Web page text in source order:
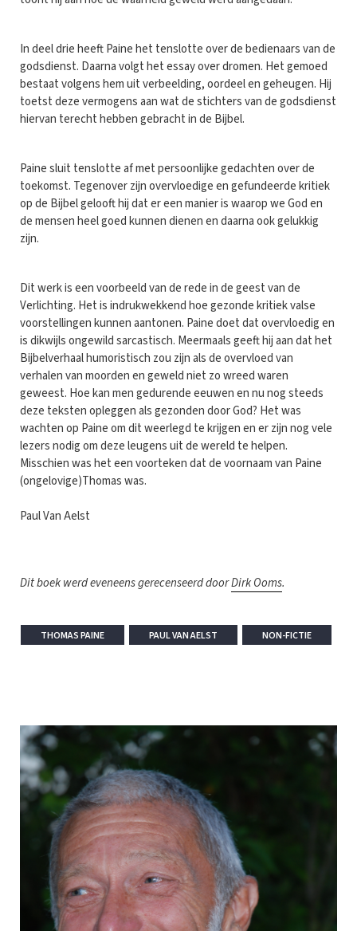
In deel drie heeft Paine het tenslotte over de bedienaars van de
godsdienst. Daarna volgt het essay over dromen. Het gemoed
bestaat volgens hem uit verbeelding, oordeel en geheugen. Hij
toetst deze vermogens aan wat de stichters van de godsdienst
hiervan terecht hebben gebracht in de Bijbel.
Paine sluit tenslotte af met persoonlijke gedachten over de
toekomst. Tegenover zijn overvloedige en gefundeerde kritiek
op de Bijbel gelooft hij dat er een manier is waarop we God en
de mensen heel goed kunnen dienen en daarna ook gelukkig
zijn.
Dit werk is een voorbeeld van de rede in de geest van de
Verlichting. Het is indrukwekkend hoe gezonde kritiek valse
voorstellingen kunnen aantonen. Paine doet dat overvloedig en
is dikwijls ongewild sarcastisch. Meermaals geeft hij aan dat het
Bijbelverhaal humoristisch zou zijn als de overvloed van
verhalen van moorden en geweld niet zo wreed waren
geweest. Hoe kan men gedurende eeuwen en nu nog steeds
deze teksten opleggen als gezonden door God? Het was
wachten op Paine om dit weerlegd te krijgen en er zijn nog vele
lezers nodig om deze leugens uit de wereld te helpen.
Misschien was het een voorteken dat de voornaam van Paine
(ongelovige)Thomas was.
Paul Van Aelst
Dit boek werd eveneens gerecenseerd doorDirk Ooms.
THOMAS PAINE PAUL VAN AELST NON-FICTIE